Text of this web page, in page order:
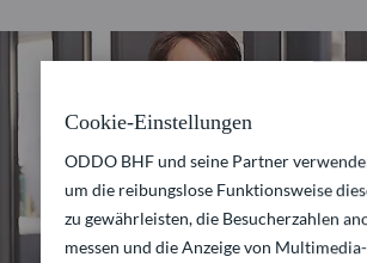
Cookie-Einstellungen
ODDO BHF und seine Partner
um die reibungslose Funktionsweise
zu gewährleisten, die Besucherzahlen
messen und die Anzeige von